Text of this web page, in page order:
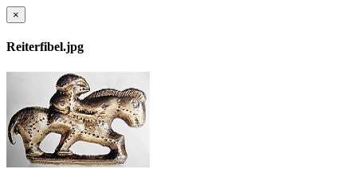
×
Reiterfibel.jpg